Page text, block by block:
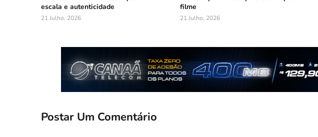
escala e autenticidade
21 Julho, 2026
filme
21 Julho, 2026
Postar Um Comentário